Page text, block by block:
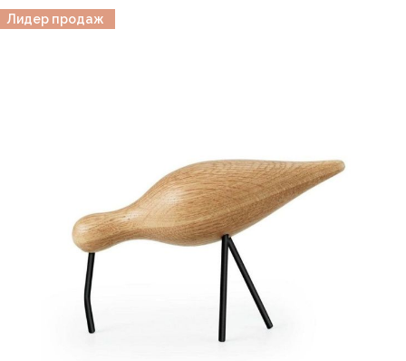
Лидер продаж